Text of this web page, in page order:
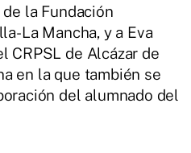
la Fundación
La Mancha, y a Eva
CRPSL de Alcázar de
en la que también se
del alumnado del